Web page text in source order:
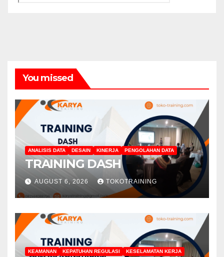
You missed
ANALISIS DATA DESAIN KINERJA PENGOLAHAN DATA
TRAINING DASH
AUGUST 6, 2026 TOKOTRAINING
KEAMANAN KEPATUHAN REGULASI KESELAMATAN KERJA